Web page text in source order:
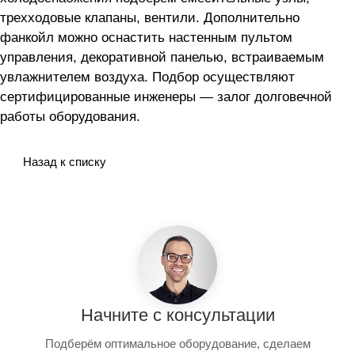
трехходовые клапаны, вентили. Дополнительно
фанкойл можно оснастить настенным пультом
управления, декоративной панелью, встраиваемым
увлажнителем воздуха. Подбор осуществляют
сертифицированные инженеры — залог долговечной
работы оборудования.
Назад к списку
Начните с консультации
Подберём оптимальное оборудование, сделаем